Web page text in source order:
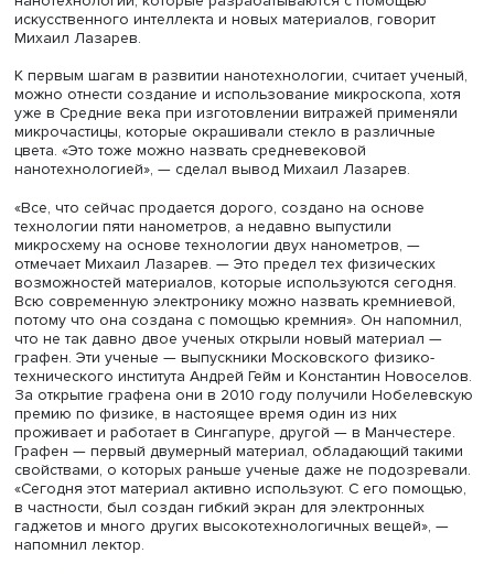
Михаил Лазарев, фото: Высшая школа экономики
Если объяснять на бытовом уровне, можно привести
пример: все хотят, чтобы батарея телефона держала
день-два, как сейчас, а, например, неделю. Из-за
интернета, использования камеры смартфона его
разряжается быстро. Эту проблему могут решить
нанотехнологии, которые разрабатываются с помощью
искусственного интеллекта и новых материалов,
Михаил Лазарев.
К первым шагам в развитии нанотехнологии, считает
можно отнести создание и использование микроскопа,
уже в Средние века при изготовлении витражей
микрочастицы, которые окрашивали стекло в
цвета. «Это тоже можно назвать средневековой
нанотехнологией», — сделал вывод Михаил Лазарев.
«Все, что сейчас продается дорого, создано на основе
технологии пяти нанометров, а недавно выпустили
микросхему на основе технологии двух нанометров, —
отмечает Михаил Лазарев. — Это предел тех